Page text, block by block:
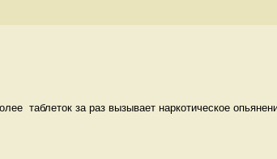
таблеток за раз вызывает наркотическое